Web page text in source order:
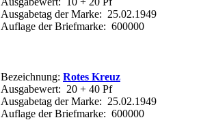
Ausgabetag der Marke: 25.02.1949
Auflage der Briefmarke: 600000
Bezeichnung: Rotes Kreuz
Ausgabewert: 20 + 40 Pf
Ausgabetag der Marke: 25.02.1949
Auflage der Briefmarke: 600000